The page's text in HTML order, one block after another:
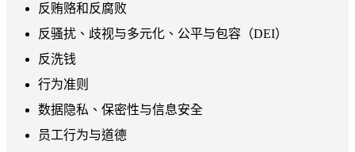
反贿赂和反腐败
反骚扰、歧视与多元化、公平与包容（DEI）
反洗钱
行为准则
数据隐私、保密性与信息安全
员工行为与道德